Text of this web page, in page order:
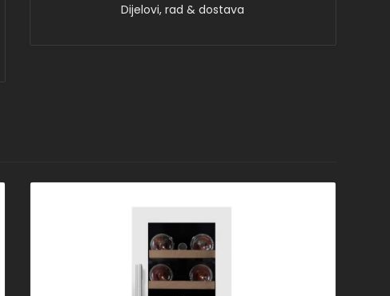
Dijelovi, rad & dostava